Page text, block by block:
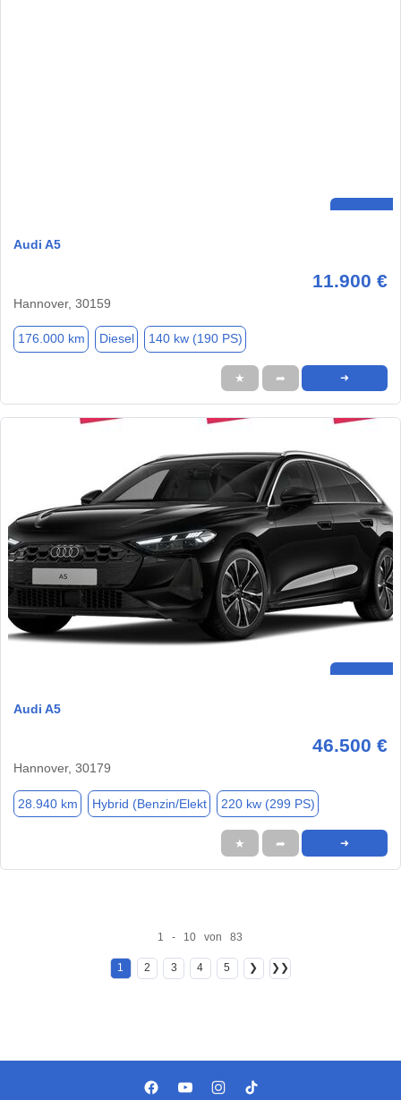
Audi A5
11.900 €
Hannover, 30159
176.000 km Diesel 140 kw (190 PS)
★ ➦ ➜
Audi A5
46.500 €
Hannover, 30179
28.940 km Hybrid (Benzin/Elekt 220 kw (299 PS)
★ ➦ ➜
1 - 10 von 83
1 2 3 4 5 ❯ ❯❯